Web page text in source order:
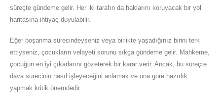
süreçte gündeme gelir. Her iki tarafın da haklarını koruyacak bir yol
haritasına ihtiyaç duyulabilir.
Eğer boşanma sürecindeyseniz veya birlikte yaşadığınız birini terk
ettiyseniz, çocukların velayeti sorunu sıkça gündeme gelir. Mahkeme,
çocuğun en iyi çıkarlarını gözeterek bir karar verir. Ancak, bu süreçte
dava sürecinin nasıl işleyeceğini anlamak ve ona göre hazırlık
yapmak kritik önemdedir.